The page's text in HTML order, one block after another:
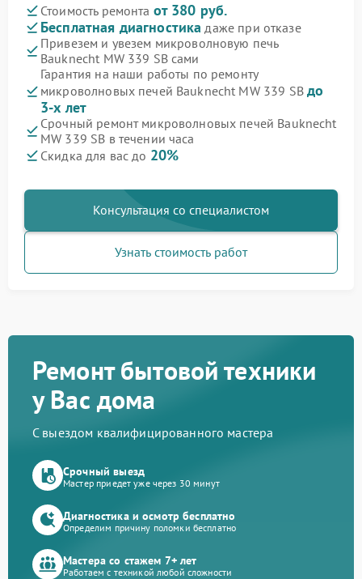
Стоимость ремонта от 380 руб.
Бесплатная диагностика даже при отказе
Привезем и увезем микроволновую печь
Bauknecht MW 339 SB сами
Гарантия на наши работы по ремонту
микроволновых печей Bauknecht MW 339 SB до
3-х лет
Срочный ремонт микроволновых печей Bauknecht
MW 339 SB в течении часа
Скидка для вас до 20%
Консультация со специалистом
Узнать стоимость работ
Ремонт бытовой техники
у Вас дома
С выездом квалифицированного мастера
Срочный выезд
Мастер приедет уже через 30 минут
Диагностика и осмотр бесплатно
Определим причину поломки бесплатно
Мастера со стажем 7+ лет
Работаем с техникой любой сложности